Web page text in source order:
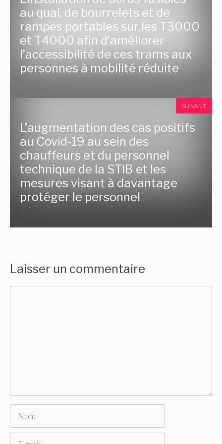
au quai, de bourrelets et de
rampes portables sur les T3000
et T4000 afin d’améliorer
l’accessibilité de ces trams aux
personnes à mobilité réduite
L’augmentation des cas positifs
au Covid-19 au sein des
chauffeurs et du personnel
technique de la STIB et les
mesures visant à davantage
protéger le personnel
SUIVANT
Laisser un commentaire
Nom